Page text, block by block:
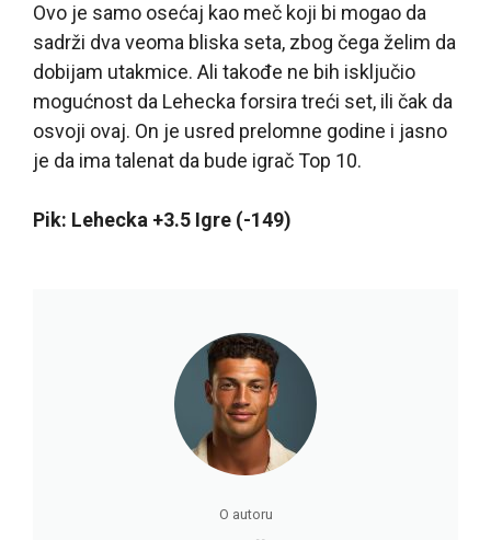
Ovo je samo osećaj kao meč koji bi mogao da
sadrži dva veoma bliska seta, zbog čega želim da
dobijam utakmice. Ali takođe ne bih isključio
mogućnost da Lehecka forsira treći set, ili čak da
osvoji ovaj. On je usred prelomne godine i jasno
je da ima talenat da bude igrač Top 10.
Pik: Lehecka +3.5 Igre (-149)
O autoru